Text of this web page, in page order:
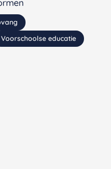
Voorschoolse educatie